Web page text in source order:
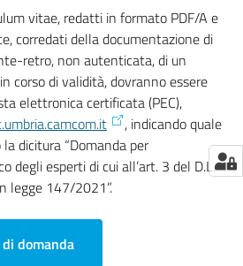
vitae, redatti in formato PDF/A e
corredati della documentazione di
retro, non autenticata, di un
corso di validità, dovranno essere
elettronica certificata (PEC),
, indicando quale
dicitura “Domanda per
degli esperti di cui all’art. 3 del D.L.
legge 147/2021”.
domanda